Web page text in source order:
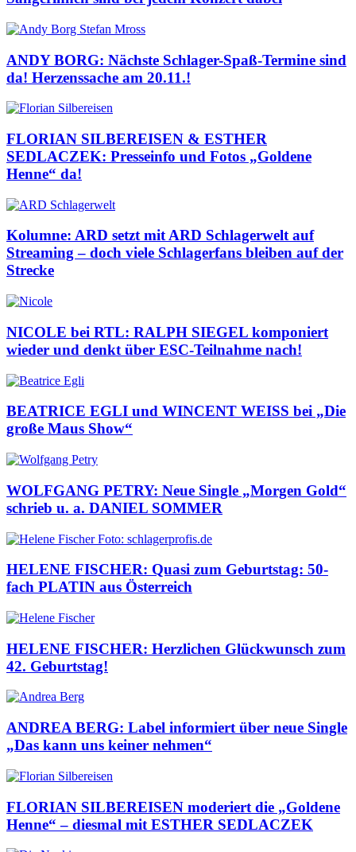
ANDY BORG: Nächste Schlager-Spaß-Termine sind
da! Herzenssache am 20.11.!
FLORIAN SILBEREISEN & ESTHER
SEDLACZEK: Presseinfo und Fotos „Goldene
Henne“ da!
Kolumne: ARD setzt mit ARD Schlagerwelt auf
Streaming – doch viele Schlagerfans bleiben auf der
Strecke
NICOLE bei RTL: RALPH SIEGEL komponiert
wieder und denkt über ESC-Teilnahme nach!
BEATRICE EGLI und WINCENT WEISS bei „Die
große Maus Show“
WOLFGANG PETRY: Neue Single „Morgen Gold“
schrieb u. a. DANIEL SOMMER
HELENE FISCHER: Quasi zum Geburtstag: 50-
fach PLATIN aus Österreich
HELENE FISCHER: Herzlichen Glückwunsch zum
42. Geburtstag!
ANDREA BERG: Label informiert über neue Single
„Das kann uns keiner nehmen“
FLORIAN SILBEREISEN moderiert die „Goldene
Henne“ – diesmal mit ESTHER SEDLACZEK